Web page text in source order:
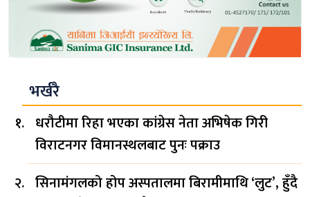
भर्खरै
धरौटीमा रिहा भएका कांग्रेस नेता अभिषेक गिरी
विराटनगर विमानस्थलबाट पुनः पक्राउ
सिनामंगलको होप अस्पतालमा बिरामीमाथि ‘लुट’, हुँदै